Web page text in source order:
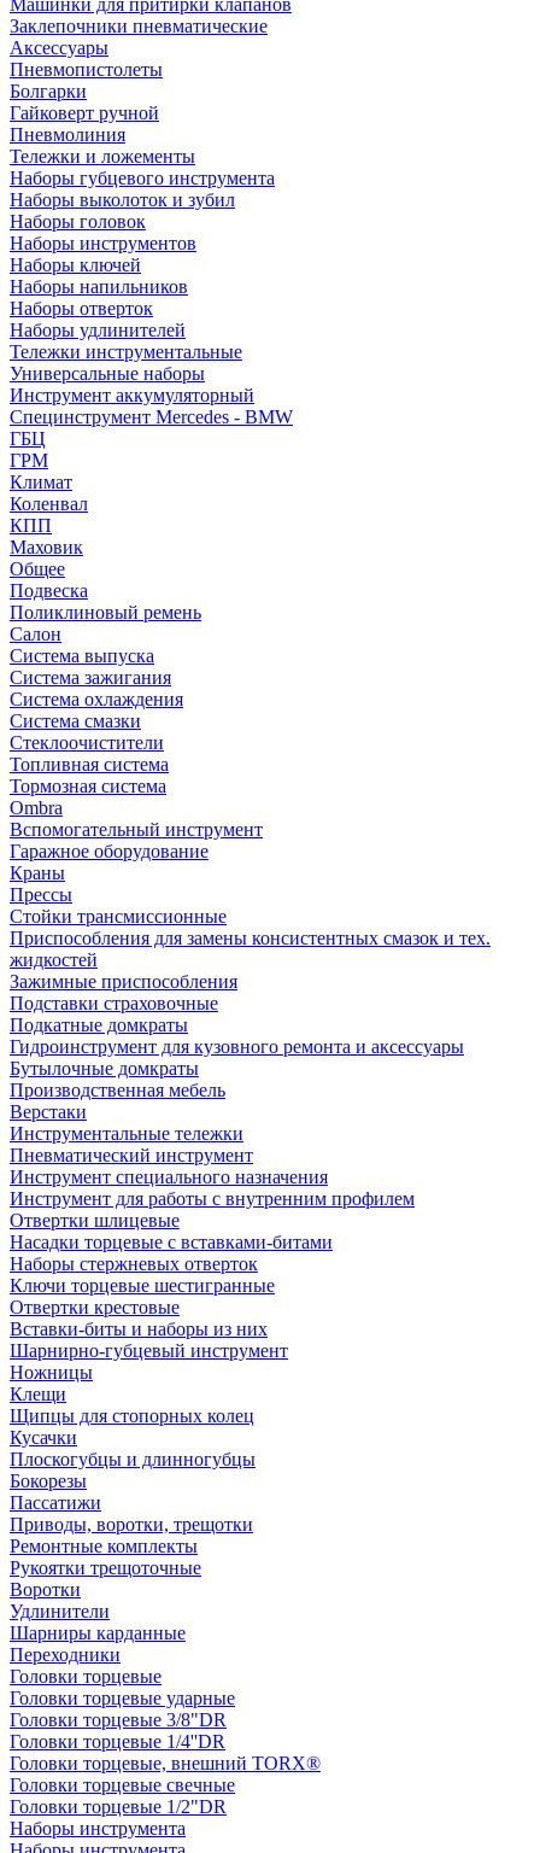
Машинки для притирки клапанов
Заклепочники пневматические
Аксессуары
Пневмопистолеты
Болгарки
Гайковерт ручной
Пневмолиния
Тележки и ложементы
Наборы губцевого инструмента
Наборы выколоток и зубил
Наборы головок
Наборы инструментов
Наборы ключей
Наборы напильников
Наборы отверток
Наборы удлинителей
Тележки инструментальные
Универсальные наборы
Инструмент аккумуляторный
Специнструмент Mercedes - BMW
ГБЦ
ГРМ
Климат
Коленвал
КПП
Маховик
Общее
Подвеска
Поликлиновый ремень
Салон
Система выпуска
Система зажигания
Система охлаждения
Система смазки
Стеклоочистители
Топливная система
Тормозная система
Ombra
Вспомогательный инструмент
Гаражное оборудование
Краны
Прессы
Стойки трансмиссионные
Приспособления для замены консистентных смазок и тех.
жидкостей
Зажимные приспособления
Подставки страховочные
Подкатные домкраты
Гидроинструмент для кузовного ремонта и аксессуары
Бутылочные домкраты
Производственная мебель
Верстаки
Инструментальные тележки
Пневматический инструмент
Инструмент специального назначения
Инструмент для работы с внутренним профилем
Отвертки шлицевые
Насадки торцевые с вставками-битами
Наборы стержневых отверток
Ключи торцевые шестигранные
Отвертки крестовые
Вставки-биты и наборы из них
Шарнирно-губцевый инструмент
Ножницы
Клещи
Щипцы для стопорных колец
Кусачки
Плоскогубцы и длинногубцы
Бокорезы
Пассатижи
Приводы, воротки, трещотки
Ремонтные комплекты
Рукоятки трещоточные
Воротки
Удлинители
Шарниры карданные
Переходники
Головки торцевые
Головки торцевые ударные
Головки торцевые 3/8"DR
Головки торцевые 1/4''DR
Головки торцевые, внешний TORX®
Головки торцевые свечные
Головки торцевые 1/2"DR
Наборы инструмента